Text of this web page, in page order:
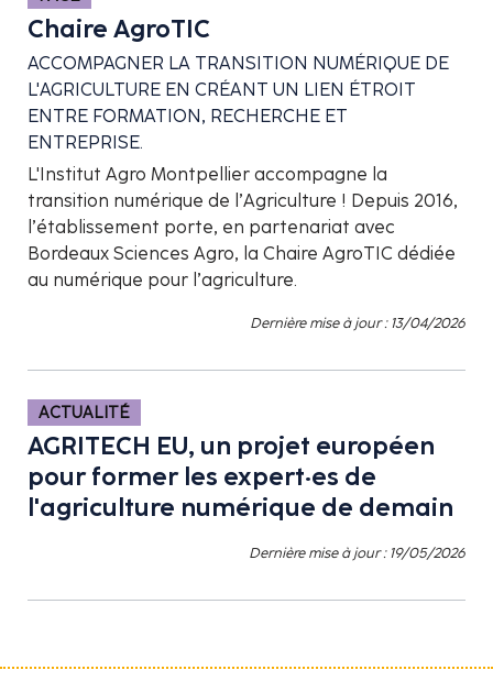
Chaire AgroTIC
ACCOMPAGNER LA TRANSITION NUMÉRIQUE DE
L'AGRICULTURE EN CRÉANT UN LIEN ÉTROIT
ENTRE FORMATION, RECHERCHE ET
ENTREPRISE.
L'Institut Agro Montpellier accompagne la
transition numérique de l’Agriculture ! Depuis 2016,
l’établissement porte, en partenariat avec
Bordeaux Sciences Agro, la Chaire AgroTIC dédiée
au numérique pour l’agriculture.
Dernière mise à jour : 13/04/2026
ACTUALITÉ
AGRITECH EU, un projet européen
pour former les expert·es de
l'agriculture numérique de demain
Dernière mise à jour : 19/05/2026